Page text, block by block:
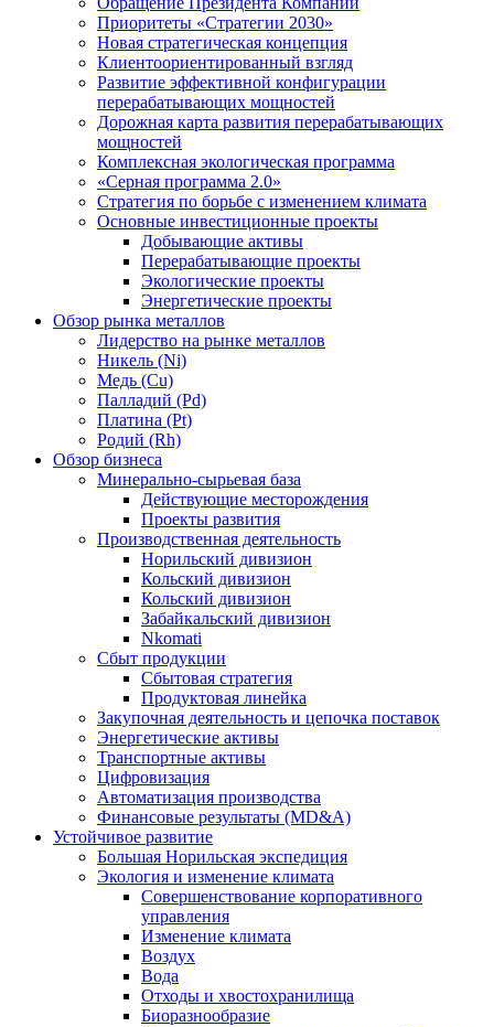
Приоритеты «Стратегии 2030»
Новая стратегическая концепция
Клиентоориентированный взгляд
Развитие эффективной конфигурации
перерабатывающих мощностей
Дорожная карта развития перерабатывающих
мощностей
Комплексная экологическая программа
«Серная программа 2.0»
Стратегия по борьбе с изменением климата
Основные инвестиционные проекты
Добывающие активы
Перерабатывающие проекты
Экологические проекты
Энергетические проекты
Обзор рынка металлов
Лидерство на рынке металлов
Никель (Ni)
Медь (Cu)
Палладий (Pd)
Платина (Pt)
Родий (Rh)
Обзор бизнеса
Минерально-сырьевая база
Действующие месторождения
Проекты развития
Производственная деятельность
Норильский дивизион
Кольский дивизион
Кольский дивизион
Забайкальский дивизион
Nkomati
Сбыт продукции
Сбытовая стратегия
Продуктовая линейка
Закупочная деятельность и цепочка поставок
Энергетические активы
Транспортные активы
Цифровизация
Автоматизация производства
Финансовые результаты (MD&A)
Устойчивое развитие
Большая Норильская экспедиция
Экология и изменение климата
Совершенствование корпоративного
управления
Изменение климата
Воздух
Вода
Отходы и хвостохранилища
Биоразнообразие